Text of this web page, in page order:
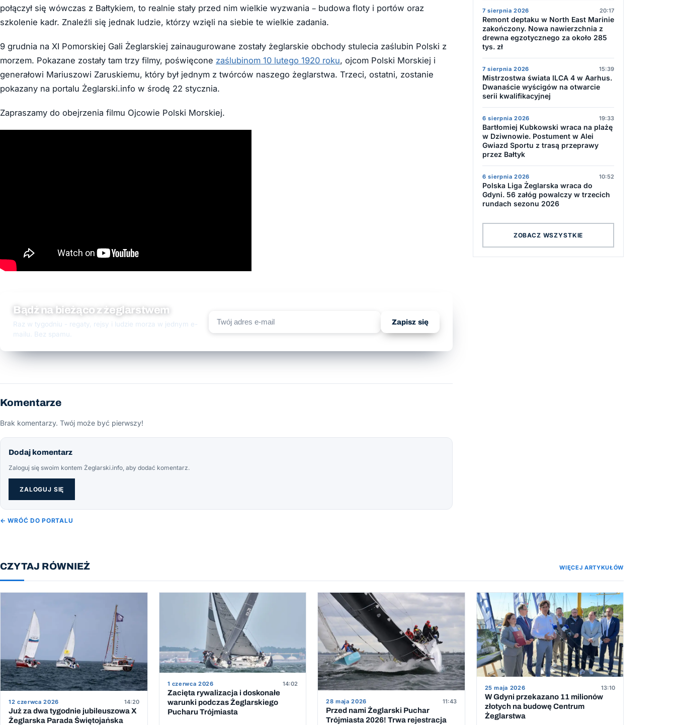
połączył się wówczas z Bałtykiem, to realnie stały przed nim wielkie wyzwania – budowa floty i portów oraz
szkolenie kadr. Znaleźli się jednak ludzie, którzy wzięli na siebie te wielkie zadania.
9 grudnia na XI Pomorskiej Gali Żeglarskiej zainaugurowane zostały żeglarskie obchody stulecia zaślubin Polski z
morzem. Pokazane zostały tam trzy filmy, poświęcone zaślubinom 10 lutego 1920 roku, ojcom Polski Morskiej i
generałowi Mariuszowi Zaruskiemu, który był jednym z twórców naszego żeglarstwa. Trzeci, ostatni, zostanie
pokazany na portalu Żeglarski.info w środę 22 stycznia.
Zapraszamy do obejrzenia filmu Ojcowie Polski Morskiej.
Bądź na bieżąco z żeglarstwem
Raz w tygodniu - regaty, rejsy i ludzie morza w jednym e-
mailu. Bez spamu.
Zapisz się
Komentarze
Brak komentarzy. Twój może być pierwszy!
Dodaj komentarz
Zaloguj się swoim kontem Żeglarski.info, aby dodać komentarz.
ZALOGUJ SIĘ
← WRÓĆ DO PORTALU
7 sierpnia 2026 20:17
Remont deptaku w North East Marinie
zakończony. Nowa nawierzchnia z
drewna egzotycznego za około 285
tys. zł
7 sierpnia 2026 15:39
Mistrzostwa świata ILCA 4 w Aarhus.
Dwanaście wyścigów na otwarcie
serii kwalifikacyjnej
6 sierpnia 2026 19:33
Bartłomiej Kubkowski wraca na plażę
w Dziwnowie. Postument w Alei
Gwiazd Sportu z trasą przeprawy
przez Bałtyk
6 sierpnia 2026 10:52
Polska Liga Żeglarska wraca do
Gdyni. 56 załóg powalczy w trzecich
rundach sezonu 2026
ZOBACZ WSZYSTKIE
CZYTAJ RÓWNIEŻ WIĘCEJ ARTYKUŁÓW
12 czerwca 2026 14:20
Już za dwa tygodnie jubileuszowa X
Żeglarska Parada Świętojańska
1 czerwca 2026 14:02
Zacięta rywalizacja i doskonałe
warunki podczas Żeglarskiego
Pucharu Trójmiasta
28 maja 2026 11:43
Przed nami Żeglarski Puchar
Trójmiasta 2026! Trwa rejestracja
25 maja 2026 13:10
W Gdyni przekazano 11 milionów
złotych na budowę Centrum
Żeglarstwa